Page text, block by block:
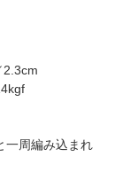
2.3cm
一周編み込まれ